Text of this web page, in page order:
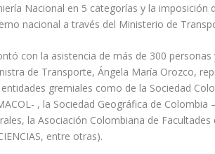
Nacional en 5 categorías y la
nacional a través del Ministerio de
con la asistencia de más de 300
de Transporte, Ángela María Orozco,
gremiales como de la Sociedad
, la Sociedad Geográfica de Colombia
la Asociación Colombiana de
entre otras).